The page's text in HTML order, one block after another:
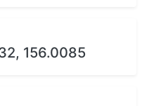
156.0085